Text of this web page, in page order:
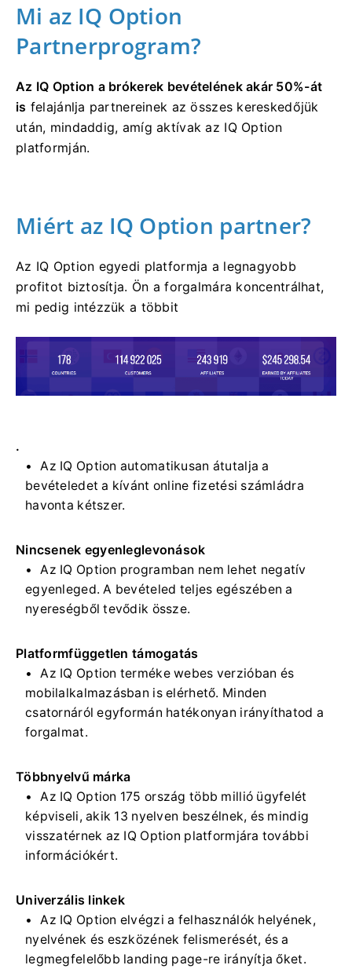
Mi az IQ Option
Partnerprogram?
Az IQ Option a brókerek bevételének akár 50%-át
is felajánlja partnereinek az összes kereskedőjük
után, mindaddig, amíg aktívak az IQ Option
platformján.
Miért az IQ Option partner?
Az IQ Option egyedi platformja a legnagyobb
profitot biztosítja. Ön a forgalmára koncentrálhat,
mi pedig intézzük a többit
.
Az IQ Option automatikusan átutalja a
bevételedet a kívánt online fizetési számládra
havonta kétszer.
Nincsenek egyenleglevonások
Az IQ Option programban nem lehet negatív
egyenleged. A bevételed teljes egészében a
nyereségből tevődik össze.
Platformfüggetlen támogatás
Az IQ Option terméke webes verzióban és
mobilalkalmazásban is elérhető. Minden
csatornáról egyformán hatékonyan irányíthatod a
forgalmat.
Többnyelvű márka
Az IQ Option 175 ország több millió ügyfelét
képviseli, akik 13 nyelven beszélnek, és mindig
visszatérnek az IQ Option platformjára további
információkért.
Univerzális linkek
Az IQ Option elvégzi a felhasználók helyének,
nyelvének és eszközének felismerését, és a
legmegfelelőbb landing page-re irányítja őket.